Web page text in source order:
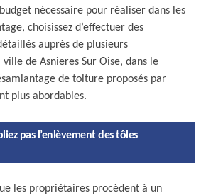
nécessaire pour réaliser dans les
choisissez d’effectuer des
auprès de plusieurs
de Asnieres Sur Oise, dans le
de toiture proposés par
plus abordables.
pas l’enlèvement des tôles
les propriétaires procèdent à un